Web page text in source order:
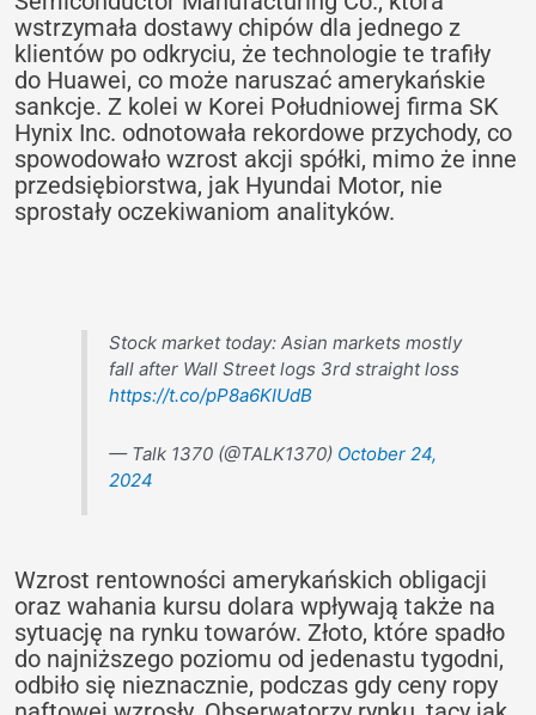
wstrzymała dostawy chipów dla jednego z
klientów po odkryciu, że technologie te trafiły
do Huawei, co może naruszać amerykańskie
sankcje. Z kolei w Korei Południowej firma SK
Hynix Inc. odnotowała rekordowe przychody, co
spowodowało wzrost akcji spółki, mimo że inne
przedsiębiorstwa, jak Hyundai Motor, nie
sprostały oczekiwaniom analityków.
Stock market today: Asian markets mostly
fall after Wall Street logs 3rd straight loss
https://t.co/pP8a6KIUdB
— Talk 1370 (@TALK1370) October 24,
2024
Wzrost rentowności amerykańskich obligacji
oraz wahania kursu dolara wpływają także na
sytuację na rynku towarów. Złoto, które spadło
do najniższego poziomu od jedenastu tygodni,
odbiło się nieznacznie, podczas gdy ceny ropy